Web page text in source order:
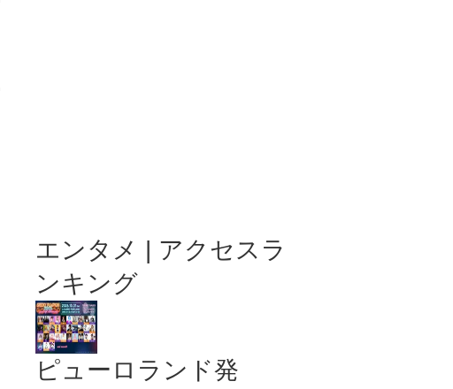
エンタメ | アクセスラ
ンキング
ピューロランド発